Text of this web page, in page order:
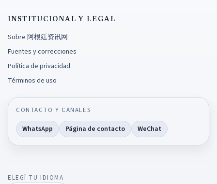
INSTITUCIONAL Y LEGAL
Sobre 阿根廷资讯网
Fuentes y correcciones
Política de privacidad
Términos de uso
CONTACTO Y CANALES
WhatsApp Página de contacto WeChat
ELEGÍ TU IDIOMA